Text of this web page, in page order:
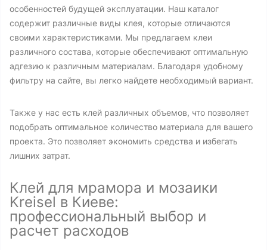
особенностей будущей эксплуатации. Наш каталог
содержит различные виды клея, которые отличаются
своими характеристиками. Мы предлагаем клеи
различного состава, которые обеспечивают оптимальную
адгезию к различным материалам. Благодаря удобному
фильтру на сайте, вы легко найдете необходимый вариант.
Также у нас есть клей различных объемов, что позволяет
подобрать оптимальное количество материала для вашего
проекта. Это позволяет экономить средства и избегать
лишних затрат.
Клей для мрамора и мозаики
Kreisel в Киеве:
профессиональный выбор и
расчет расходов